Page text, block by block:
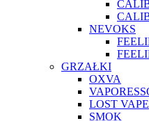
NEVOKS
GRZAŁKI
OXVA
LOST VAPE
SMOK